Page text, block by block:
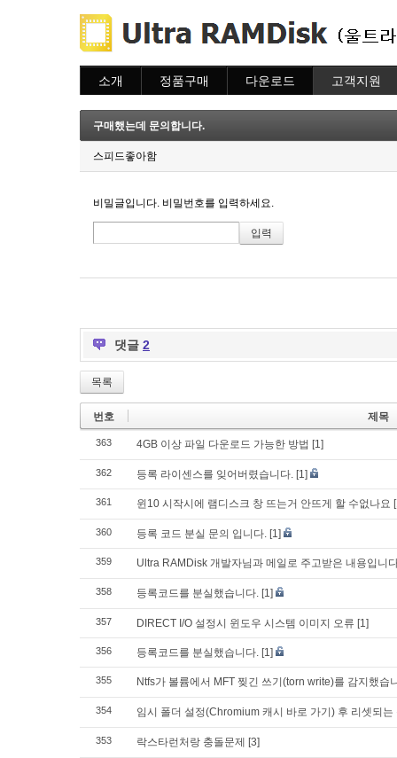
소개 정품구매
주문조회
이용안내
다운로드 고객지원
질문하기
구매했는데 문의합니다.
스피드좋아함
비밀글입니다. 비밀번호를 입력하세요.
댓글 2
목록
번호 제목
363 4GB 이상 파일 다운로드 가능한 방법 [1]
362 등록 라이센스를 잊어버렸습니다. [1]
361 윈10 시작시에 램디스크 창 뜨는거 안뜨게 할 수없나요
360 등록 코드 분실 문의 입니다. [1]
359 Ultra RAMDisk 개발자님과 메일로 주고받은 내용입니
358 등록코드를 분실했습니다. [1]
357 DIRECT I/O 설정시 윈도우 시스템 이미지 오류 [1]
356 등록코드를 분실했습니다. [1]
355 Ntfs가 볼륨에서 MFT 찢긴 쓰기(torn write)를 감지했습
354 임시 폴더 설정(Chromium 캐시 바로 가기) 후 리셋되는
353 락스타런처랑 충돌문제 [3]